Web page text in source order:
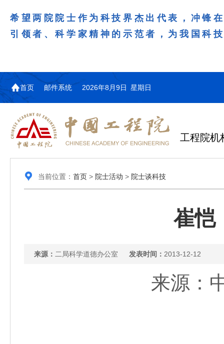
希望两院院士作为科技界杰出代表，冲锋
引领者、科学家精神的示范者，为我国科
首页 邮件系统 2026年8月9日 星期日
工程院机
当前位置： 首页> 院士活动 > 院士谈科技
崔恺
来源： 二局科学道德办公室 发表时间： 2013-12-12
来源：